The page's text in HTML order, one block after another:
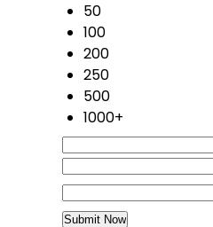
50
100
200
250
500
1000+